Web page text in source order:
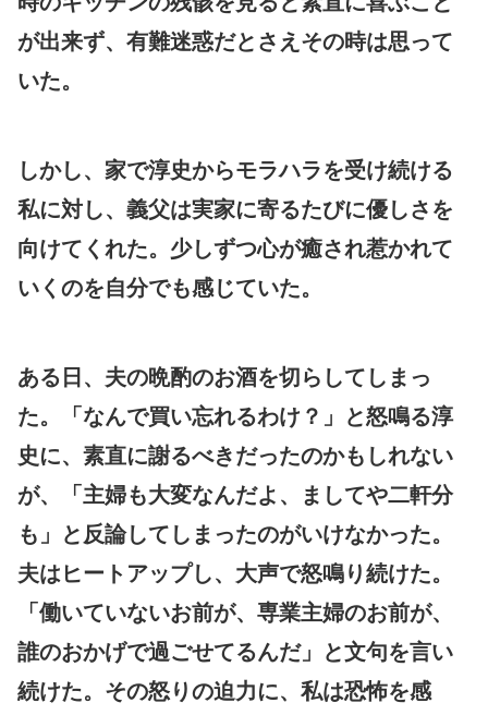
が出来ず、有難迷惑だとさえその時は思って
いた。
しかし、家で淳史からモラハラを受け続ける
私に対し、義父は実家に寄るたびに優しさを
向けてくれた。少しずつ心が癒され惹かれて
いくのを自分でも感じていた。
ある日、夫の晩酌のお酒を切らしてしまっ
た。「なんで買い忘れるわけ？」と怒鳴る淳
史に、素直に謝るべきだったのかもしれない
が、「主婦も大変なんだよ、ましてや二軒分
も」と反論してしまったのがいけなかった。
夫はヒートアップし、大声で怒鳴り続けた。
「働いていないお前が、専業主婦のお前が、
誰のおかげで過ごせてるんだ」と文句を言い
続けた。その怒りの迫力に、私は恐怖を感